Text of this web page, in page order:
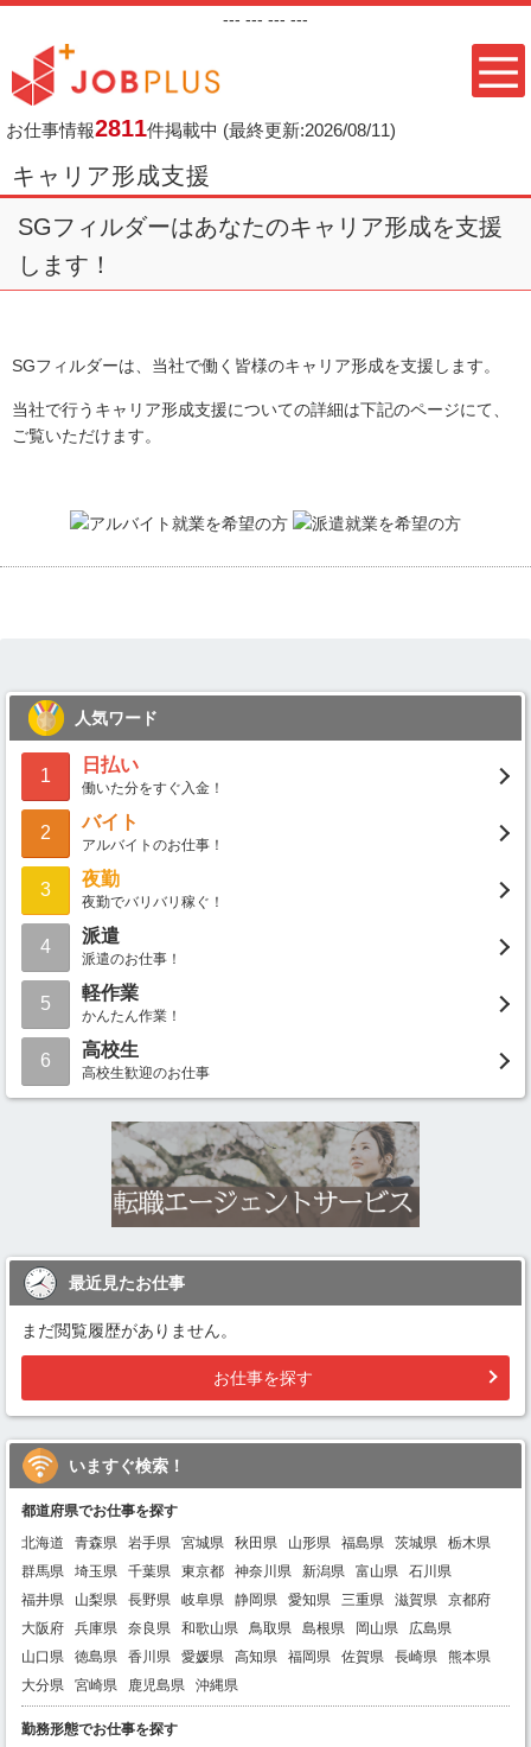
--- --- --- ---
お仕事情報2811件掲載中 (最終更新:2026/08/11)
キャリア形成支援
SGフィルダーはあなたのキャリア形成を支援
します！
SGフィルダーは、当社で働く皆様のキャリア形成を支援します。
当社で行うキャリア形成支援についての詳細は下記のページにて、
ご覧いただけます。
人気ワード
1
日払い
働いた分をすぐ入金！
2
バイト
アルバイトのお仕事！
3
夜勤
夜勤でバリバリ稼ぐ！
4
派遣
派遣のお仕事！
5
軽作業
かんたん作業！
6
高校生
高校生歓迎のお仕事
最近見たお仕事
まだ閲覧履歴がありません。
お仕事を探す
いますぐ検索！
都道府県でお仕事を探す
北海道
青森県 岩手県 宮城県 秋田県 山形県 福島県 茨城県
栃木県
群馬県
埼玉県 千葉県 東京都 神奈川県 新潟県 富山県
石川県
福井県
山梨県 長野県 岐阜県 静岡県 愛知県 三重県 滋賀県
京都府
大阪府
兵庫県 奈良県 和歌山県 鳥取県 島根県 岡山県
広島県
山口県
徳島県 香川県 愛媛県 高知県 福岡県 佐賀県 長崎県
熊本県
大分県
宮崎県 鹿児島県 沖縄県
勤務形態でお仕事を探す